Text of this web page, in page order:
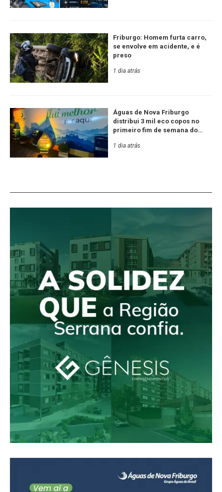
Friburgo: Homem furta carro,
se envolve em acidente, e é
preso
1 dia atrás
Águas de Nova Friburgo
distribui 3 mil eco copos no
primeiro fim de semana do
1 dia atrás